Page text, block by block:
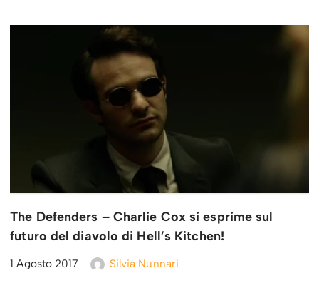
The Defenders – Charlie Cox si esprime sul
futuro del diavolo di Hell’s Kitchen!
1 Agosto 2017 Silvia Nunnari